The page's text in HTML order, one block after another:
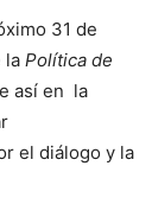
31 de
la Política de
así en la
el diálogo y la